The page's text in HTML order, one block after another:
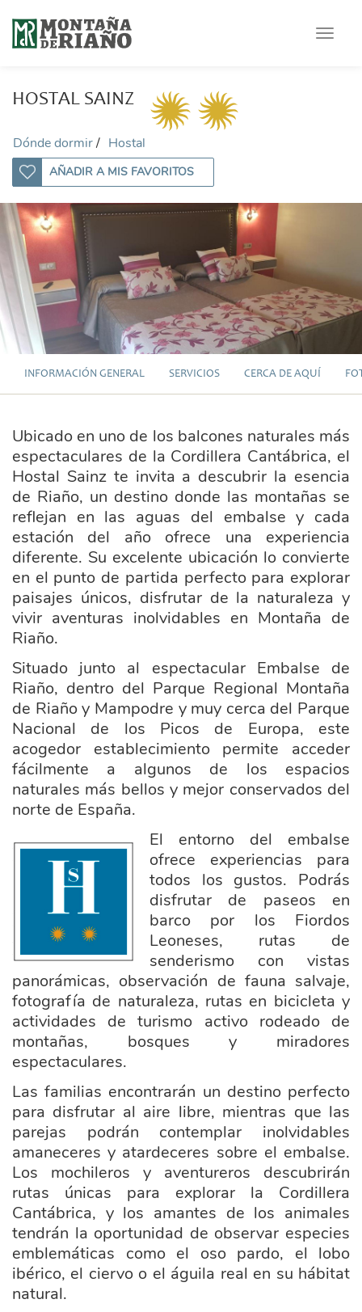
Toggle
HOSTAL SAINZ
Dónde dormir Hostal
AÑADIR A MIS FAVORITOS
INFORMACIÓN GENERAL SERVICIOS CERCA DE AQUÍ
Ubicado en uno de los balcones naturales más
espectaculares de la Cordillera Cantábrica, el
Hostal Sainz te invita a descubrir la esencia
de Riaño, un destino donde las montañas se
reflejan en las aguas del embalse y cada
estación del año ofrece una experiencia
diferente. Su excelente ubicación lo convierte
en el punto de partida perfecto para explorar
paisajes únicos, disfrutar de la naturaleza y
vivir aventuras inolvidables en Montaña de
Riaño.
Situado junto al espectacular Embalse de
Riaño, dentro del Parque Regional Montaña
de Riaño y Mampodre y muy cerca del Parque
Nacional de los Picos de Europa, este
acogedor establecimiento permite acceder
fácilmente a algunos de los espacios
naturales más bellos y mejor conservados del
norte de España.
hostala_dos_estrellas.jpgEl entorno del embalse
ofrece experiencias para
todos los gustos. Podrás
disfrutar de paseos en
barco por los Fiordos
Leoneses, rutas de
senderismo con vistas
panorámicas, observación de fauna salvaje,
fotografía de naturaleza, rutas en bicicleta y
actividades de turismo activo rodeado de
montañas, bosques y miradores
espectaculares.
Las familias encontrarán un destino perfecto
para disfrutar al aire libre, mientras que las
parejas podrán contemplar inolvidables
amaneceres y atardeceres sobre el embalse.
Los mochileros y aventureros descubrirán
rutas únicas para explorar la Cordillera
Cantábrica, y los amantes de los animales
tendrán la oportunidad de observar especies
emblemáticas como el oso pardo, el lobo
ibérico, el ciervo o el águila real en su hábitat
natural.